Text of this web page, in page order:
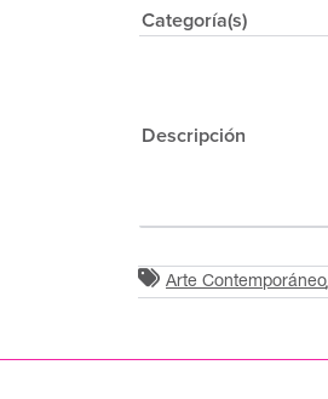
Categoría(s)
Descripción
Arte Contemporáneo